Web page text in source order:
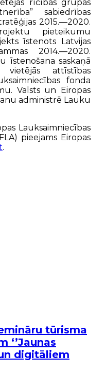
rīcības grupas
sabiedrības
2015.—2020.
pieteikumu
īstenots Latvijas
2014.—2020.
īstenošana saskaņā
attīstības
fonda
Valsts un Eiropas
administrē Lauku
Lauksaimniecības
pieejams Eiropas
.
tūrisma
‘’Jaunas
digitāliem